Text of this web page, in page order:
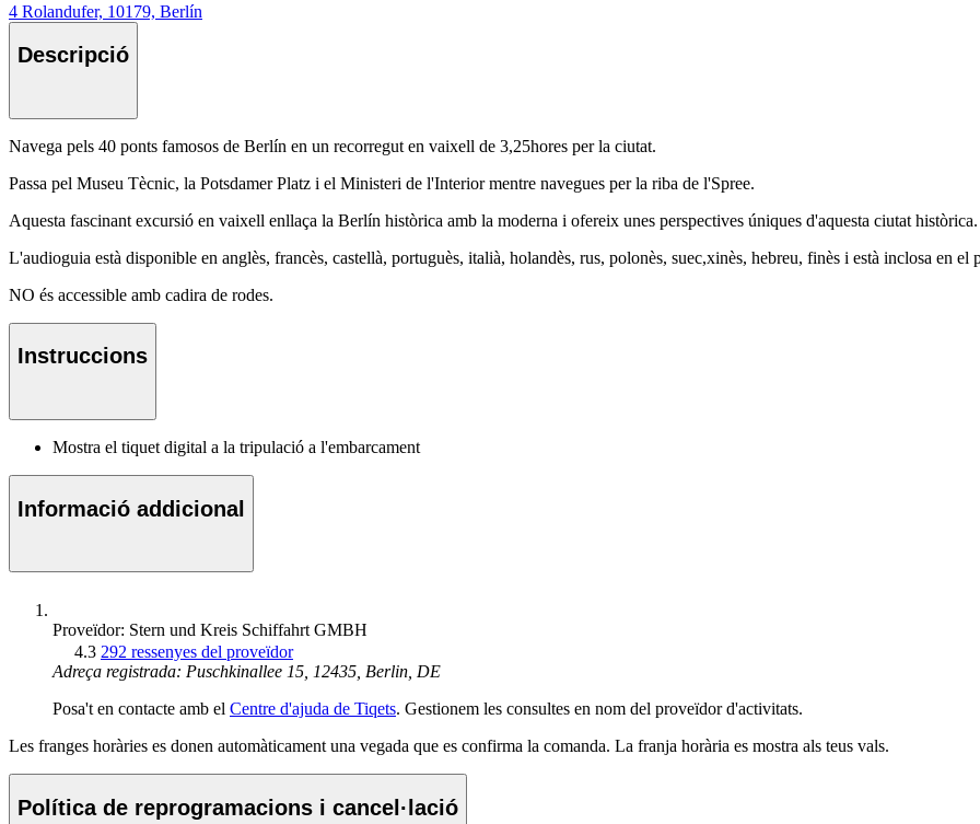
4 Rolandufer, 10179, Berlín
Descripció
Navega pels 40 ponts famosos de Berlín en un recorregut en vaixell de 3,25hores per la ciutat.
Passa pel Museu Tècnic, la Potsdamer Platz i el Ministeri de l'Interior mentre navegues per la riba de l'Spree.
Aquesta fascinant excursió en vaixell enllaça la Berlín històrica amb la moderna i ofereix unes perspectives úniques d'aquesta ciutat històrica.
L'audioguia està disponible en anglès, francès, castellà, portuguès, italià, holandès, rus, polonès, suec,xinès, hebreu, finès i està inclosa en el
NO és accessible amb cadira de rodes.
Instruccions
Mostra el tiquet digital a la tripulació a l'embarcament
Informació addicional
Proveïdor: Stern und Kreis Schiffahrt GMBH
4.3 292 ressenyes del proveïdor
Adreça registrada: Puschkinallee 15, 12435, Berlin, DE
Posa't en contacte amb el Centre d'ajuda de Tiqets. Gestionem les consultes en nom del proveïdor d'activitats.
Les franges horàries es donen automàticament una vegada que es confirma la comanda. La franja horària es mostra als teus vals.
Política de reprogramacions i cancel·lació